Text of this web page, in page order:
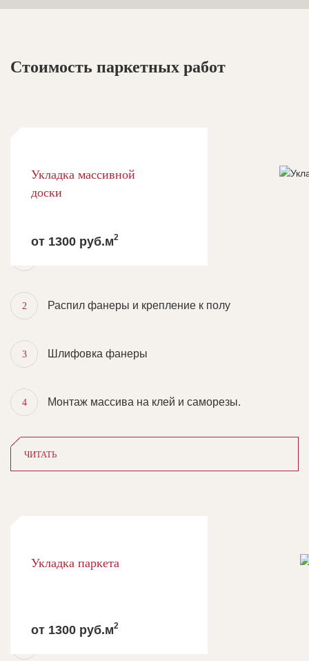
Стоимость паркетных работ
Укладка массивной
доски
от 1300 руб.м2
2 Распил фанеры и крепление к полу
3 Шлифовка фанеры
4 Монтаж массива на клей и саморезы.
ЧИТАТЬ
Укладка паркета
от 1300 руб.м2